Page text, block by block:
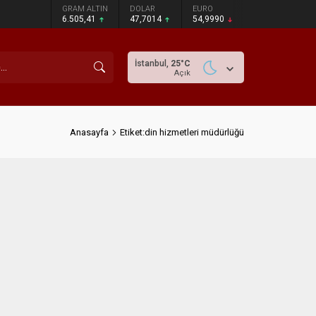
GRAM ALTIN
6.505,41
DOLAR
47,7014
EURO
54,9990
İstanbul, 25°C
Açık
Anasayfa Etiket:din hizmetleri müdürlüğü